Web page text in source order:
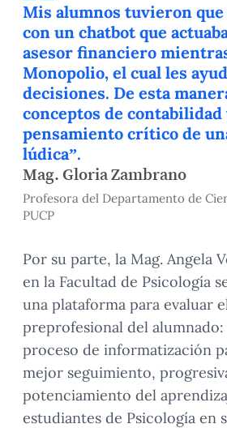
Mis alumnos tuvieron
con un chatbot que
asesor financiero
Monopolio, el cual les
decisiones. De esta
conceptos de
pensamiento crítico de
lúdica”.
Mag. Gloria Zambrano
Profesora del Departamento de
PUCP
Por su parte, la Mag. Angela
en la Facultad de Psicología
una plataforma para evaluar
preprofesional del alumnado:
proceso de informatización
mejor seguimiento,
potenciamiento del
estudiantes de Psicología en